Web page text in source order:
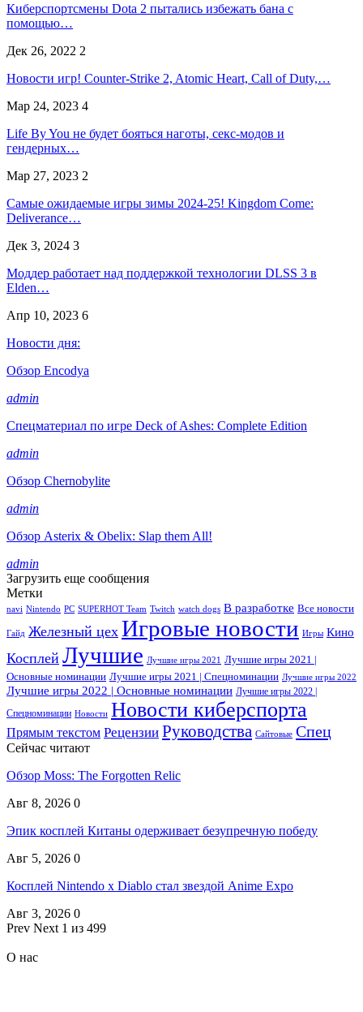
Киберспортсмены Dota 2 пытались избежать бана с
помощью…
Дек 26, 2022 2
Новости игр! Counter-Strike 2, Atomic Heart, Call of Duty,…
Мар 24, 2023 4
Life By You не будет бояться наготы, секс-модов и
гендерных…
Мар 27, 2023 2
Самые ожидаемые игры зимы 2024-25! Kingdom Come:
Deliverance…
Дек 3, 2024 3
Моддер работает над поддержкой технологии DLSS 3 в
Elden…
Апр 10, 2023 6
Новости дня:
Обзор Encodya
admin
Спецматериал по игре Deck of Ashes: Complete Edition
admin
Обзор Chernobylite
admin
Обзор Asterix & Obelix: Slap them All!
admin
Загрузить еще сообщения
Метки
navi Nintendo PC SUPERHOT Team Twitch watch dogs В разработке Все новости
Гайд Железный цех Игровые новости Игры Кино
Косплей Лучшие Лучшие игры 2021
Лучшие игры 2021 |
Основные номинации Лучшие игры 2021 | Спецноминации Лучшие игры 2022
Лучшие игры 2022 | Основные номинации Лучшие игры 2022 |
Спецноминации Новости Новости киберспорта
Прямым текстом Рецензии Руководства Сайтовые Спец
Сейчас читают
Обзор Moss: The Forgotten Relic
Авг 8, 2026 0
Эпик косплей Китаны одерживает безупречную победу
Авг 5, 2026 0
Косплей Nintendo x Diablo стал звездой Anime Expo
Авг 3, 2026 0
Prev Next 1 из 499
О нас